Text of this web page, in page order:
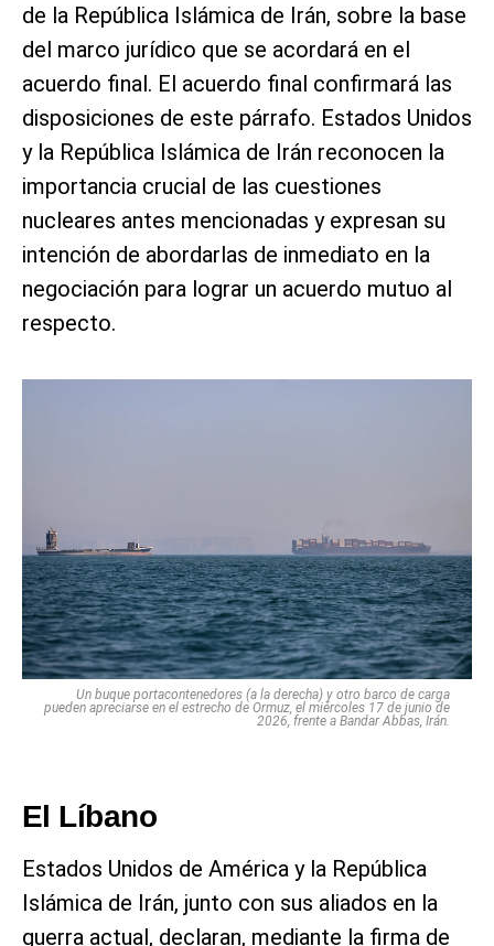
de la República Islámica de Irán, sobre la base
del marco jurídico que se acordará en el
acuerdo final. El acuerdo final confirmará las
disposiciones de este párrafo. Estados Unidos
y la República Islámica de Irán reconocen la
importancia crucial de las cuestiones
nucleares antes mencionadas y expresan su
intención de abordarlas de inmediato en la
negociación para lograr un acuerdo mutuo al
respecto.
Un buque portacontenedores (a la derecha) y otro barco de carga
pueden apreciarse en el estrecho de Ormuz, el miércoles 17 de junio de
2026, frente a Bandar Abbas, Irán.
El Líbano
Estados Unidos de América y la República
Islámica de Irán, junto con sus aliados en la
guerra actual, declaran, mediante la firma de